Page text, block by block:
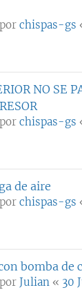
chispas-gs
NO SE
chispas-gs
de aire
chispas-gs
bomba de
Julian « 30